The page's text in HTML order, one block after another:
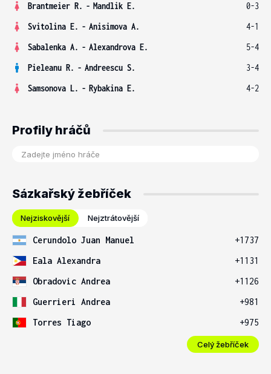
Brantmeier R. - Mandlik E.
0-3
Svitolina E. - Anisimova A.
4-1
Sabalenka A. - Alexandrova E.
5-4
Pieleanu R. - Andreescu S.
3-4
Samsonova L. - Rybakina E. 4-2
Profily hráčů
Sázkařský žebříček
Nejziskovější Nejztrátovější
Cerundolo Juan Manuel
+1737
Eala Alexandra
+1131
Obradovic Andrea
+1126
Guerrieri Andrea
+981
Torres Tiago
+975
Celý žebříček